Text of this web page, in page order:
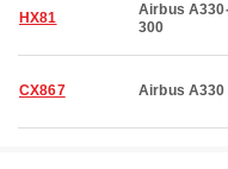
HX81
Airbus
300
CX867 Airbus A330